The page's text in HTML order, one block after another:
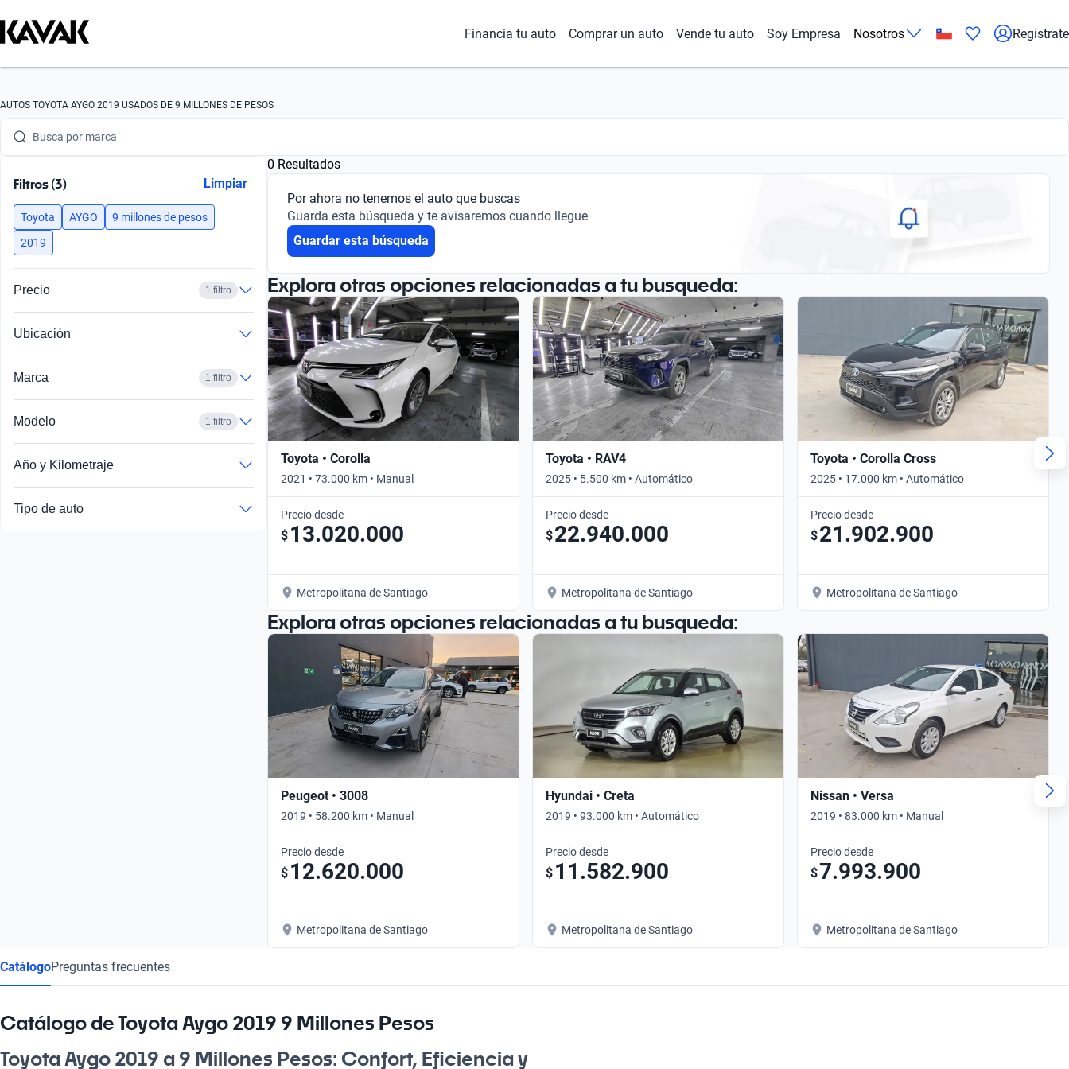
Financia tu auto Comprar un auto Vende tu auto Soy Empresa Nosotros Regístrate
AUTOS TOYOTA AYGO 2019 USADOS DE 9 MILLONES DE PESOS
Busca por marca
Busca por modelo
Busca por versión
Busca por año
Busca por marca
Busca por modelo
Busca por año
Filtros (3) Limpiar
Toyota AYGO
9 millones de pesos
2019
Precio 1 filtro
Ubicación
Marca 1 filtro
Modelo 1 filtro
Año y Kilometraje
Tipo de auto
0 Resultados
Por ahora no tenemos el auto que buscas
Guarda esta búsqueda y te avisaremos cuando llegue
Guardar esta búsqueda
Explora otras opciones relacionadas a tu busqueda:
Toyota • Corolla
2021 • 73.000 km • Manual
Precio desde
$ 13.020.000
Metropolitana de Santiago
Toyota • RAV4
2025 • 5.500 km • Automático
Precio desde
$22.940.000
Metropolitana de Santiago
Toyota • Corolla Cross
2025 • 17.000 km • Automático
Precio desde
$21.902.900
Metropolitana de Santiago
Explora otras opciones relacionadas a tu busqueda:
Peugeot • 3008
2019 • 58.200 km • Manual
Precio desde
$ 12.620.000
Metropolitana de Santiago
Hyundai • Creta
2019 • 93.000 km • Automático
Precio desde
$ 11.582.900
Metropolitana de Santiago
Nissan • Versa
2019 • 83.000 km • Manual
Precio desde
$7.993.900
Metropolitana de Santiago
CatálogoPreguntas frecuentes
Catálogo de Toyota Aygo 2019 9 Millones Pesos
Toyota Aygo 2019 a 9 Millones Pesos: Confort, Eficiencia y